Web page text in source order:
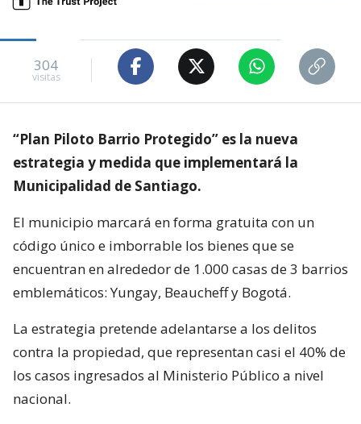
304
visitas
“Plan Piloto Barrio Protegido” es la nueva
estrategia y medida que implementará la
Municipalidad de Santiago.
El municipio marcará en forma gratuita con un
código único e imborrable los bienes que se
encuentran en alrededor de 1.000 casas de 3 barrios
emblemáticos: Yungay, Beaucheff y Bogotá.
La estrategia pretende adelantarse a los delitos
contra la propiedad, que representan casi el 40% de
los casos ingresados al Ministerio Público a nivel
nacional.